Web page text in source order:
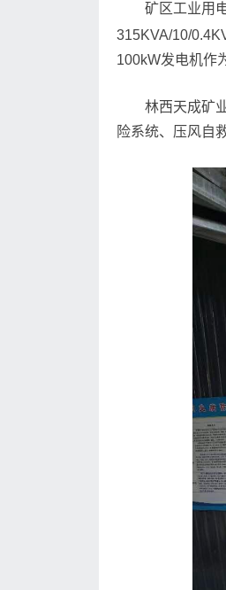
矿区工业用
315KVA/10/
100kW发电机作
林西天成矿
险系统、压风自